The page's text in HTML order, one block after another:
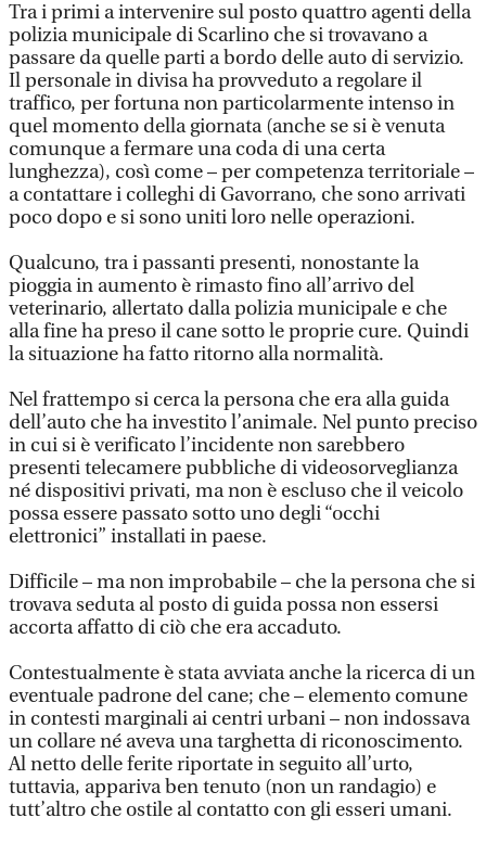
Tra i primi a intervenire sul posto quattro agenti della
polizia municipale di Scarlino che si trovavano a
passare da quelle parti a bordo delle auto di servizio.
Il personale in divisa ha provveduto a regolare il
traffico, per fortuna non particolarmente intenso in
quel momento della giornata (anche se si è venuta
comunque a fermare una coda di una certa
lunghezza), così come – per competenza territoriale –
a contattare i colleghi di Gavorrano, che sono arrivati
poco dopo e si sono uniti loro nelle operazioni.
Qualcuno, tra i passanti presenti, nonostante la
pioggia in aumento è rimasto fino all’arrivo del
veterinario, allertato dalla polizia municipale e che
alla fine ha preso il cane sotto le proprie cure. Quindi
la situazione ha fatto ritorno alla normalità.
Nel frattempo si cerca la persona che era alla guida
dell’auto che ha investito l’animale. Nel punto preciso
in cui si è verificato l’incidente non sarebbero
presenti telecamere pubbliche di videosorveglianza
né dispositivi privati, ma non è escluso che il veicolo
possa essere passato sotto uno degli “occhi
elettronici” installati in paese.
Difficile – ma non improbabile – che la persona che si
trovava seduta al posto di guida possa non essersi
accorta affatto di ciò che era accaduto.
Contestualmente è stata avviata anche la ricerca di un
eventuale padrone del cane; che – elemento comune
in contesti marginali ai centri urbani – non indossava
un collare né aveva una targhetta di riconoscimento.
Al netto delle ferite riportate in seguito all’urto,
tuttavia, appariva ben tenuto (non un randagio) e
tutt’altro che ostile al contatto con gli esseri umani.